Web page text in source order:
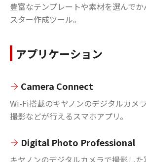
豊富なテンプレートや素材を選んで
スター作成ツール。
アプリケーション
Camera Connect
Wi-Fi搭載のキヤノンのデジタルカメ
撮影などが行えるスマホアプリ。
Digital Photo Professional
キヤノンのデジタルカメラで撮影し